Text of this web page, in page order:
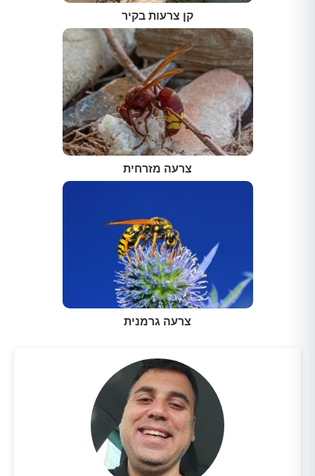
קן צרעות בקיר
צרעה מזרחית
צרעה גרמנית